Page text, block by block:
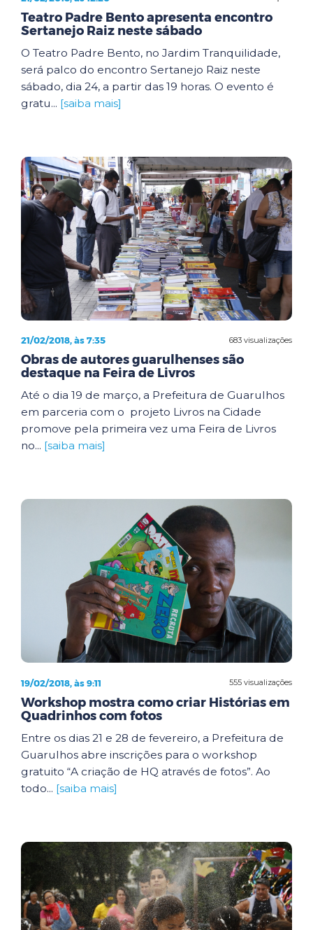
Teatro Padre Bento apresenta encontro
Sertanejo Raiz neste sábado
O Teatro Padre Bento, no Jardim Tranquilidade,
será palco do encontro Sertanejo Raiz neste
sábado, dia 24, a partir das 19 horas. O evento é
gratu... [saiba mais]
683 visualizações
21/02/2018, às 7:35
Obras de autores guarulhenses são
destaque na Feira de Livros
Até o dia 19 de março, a Prefeitura de Guarulhos
em parceria com o projeto Livros na Cidade
promove pela primeira vez uma Feira de Livros
no... [saiba mais]
555 visualizações
19/02/2018, às 9:11
Workshop mostra como criar Histórias em
Quadrinhos com fotos
Entre os dias 21 e 28 de fevereiro, a Prefeitura de
Guarulhos abre inscrições para o workshop
gratuito “A criação de HQ através de fotos”. Ao
todo... [saiba mais]